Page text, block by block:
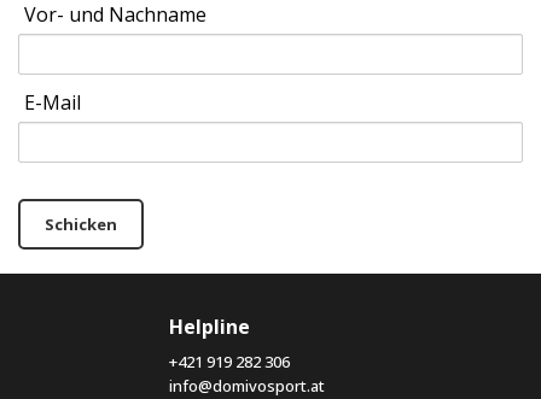
Vor- und Nachname
E-Mail
Schicken
Helpline
+421 919 282 306
info@domivosport.at